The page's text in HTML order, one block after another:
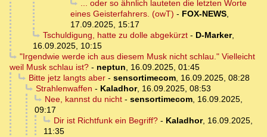
... oder so ähnlich lauteten die letzten Worte
eines Geisterfahrers. (owT) - FOX-NEWS,
17.09.2025, 15:17
Tschuldigung, hatte zu dolle abgekürzt- D-Marker,
16.09.2025, 10:15
"Irgendwie werde ich aus diesem Musk nicht schlau." Vielleicht
weil Musk schlau ist? - neptun, 16.09.2025, 01:45
Bitte jetz langts aber- sensortimecom, 16.09.2025, 08:28
Strahlenwaffen - Kaladhor, 16.09.2025, 08:53
Nee, kannst du nicht- sensortimecom, 16.09.2025,
09:17
Dir ist Richtfunk ein Begriff?- Kaladhor, 16.09.2025,
11:35